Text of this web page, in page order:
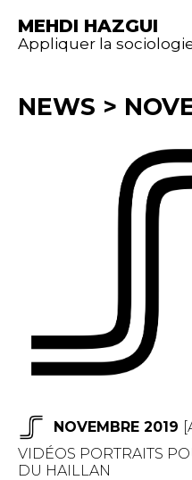
MEHDI HAZGUI
Appliquer la
NEWS >
NOVEMBRE 2019 [
VIDÉOS PORTRAITS
DU HAILLAN